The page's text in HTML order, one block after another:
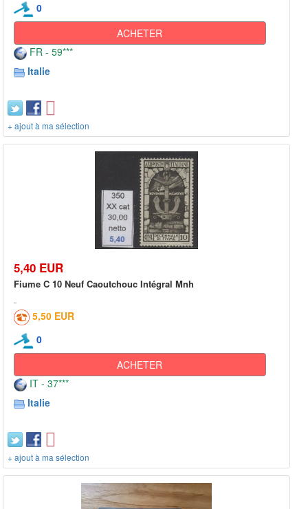
0
ACHETER
FR - 59***
Italie
+ ajout à ma sélection
5,40 EUR
Fiume C 10 Neuf Caoutchouc Intégral Mnh
5,50 EUR
0
ACHETER
IT - 37***
Italie
+ ajout à ma sélection